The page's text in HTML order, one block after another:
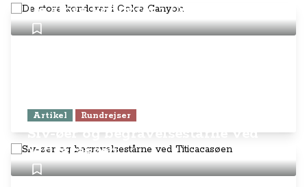
De store kondorer i Colca Canyon
Artikel Rundrejser
Siv-øer og begravelsestårne ved
Titicacasøen